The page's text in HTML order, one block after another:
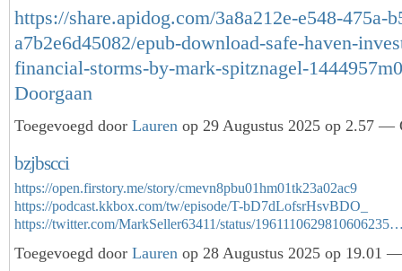
https://share.apidog.com/3a8a212e-e548-475a-
a7b2e6d45082/epub-download-safe-haven-
financial-storms-by-mark-spitznagel-
Doorgaan
Toegevoegd door Lauren op 29 Augustus 2025 op 2.57 —
bzjbscci
https://open.firstory.me/story/cmevn8pbu01hm01tk23a02ac9
https://podcast.kkbox.com/tw/episode/T-bD7dLofsrHsvBDO_
https://twitter.com/MarkSeller63411/status/
Toegevoegd door Lauren op 28 Augustus 2025 op 19.01